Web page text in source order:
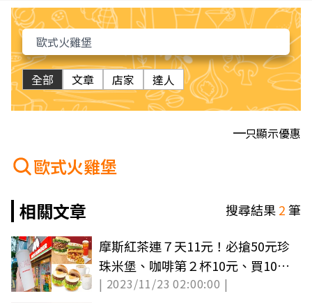
全部 文章 店家 達人
只顯示優惠
歐式火雞堡
相關文章
搜尋結果2筆
摩斯紅茶連７天11元！必搶50元珍
珠米堡、咖啡第２杯10元、買10送
10優惠
| 2023/11/23 02:00:00 |